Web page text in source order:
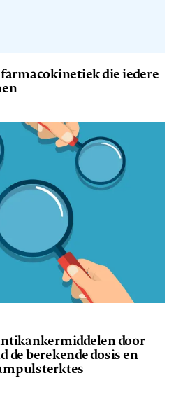
die iedere
door
berekende dosis en